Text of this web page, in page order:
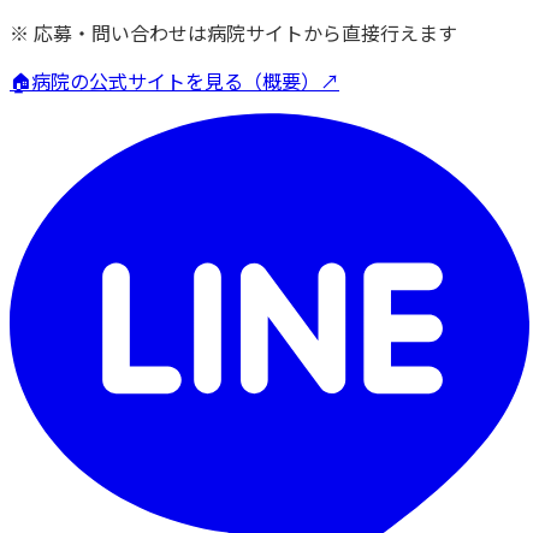
※ 応募・問い合わせは病院サイトから直接行えます
🏠病院の公式サイトを見る（概要）↗